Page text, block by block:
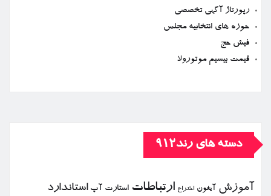
رپورتاژ آگهی تخصصی
حوزه های انتخابیه مجلس
فیش حج
قیمت بیسیم موتورولا
دسته های رند912
آموزش آیفون اختراع ارتباطات استارت آپ استاندارد